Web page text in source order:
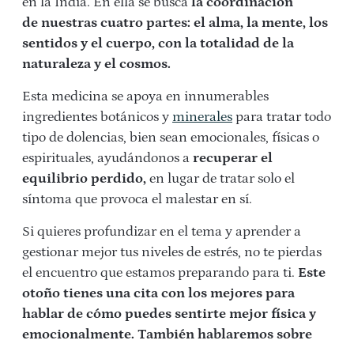
de nuestras cuatro partes: el alma, la mente, los
sentidos y el cuerpo, con la totalidad de la
naturaleza y el cosmos.
Esta medicina se apoya en innumerables
ingredientes botánicos y minerales para tratar todo
tipo de dolencias, bien sean emocionales, físicas o
espirituales, ayudándonos a recuperar el
equilibrio perdido, en lugar de tratar solo el
síntoma que provoca el malestar en sí.
Si quieres profundizar en el tema y aprender a
gestionar mejor tus niveles de estrés, no te pierdas
el encuentro que estamos preparando para ti. Este
otoño tienes una cita con los mejores para
hablar de cómo puedes sentirte mejor física y
emocionalmente. También hablaremos sobre